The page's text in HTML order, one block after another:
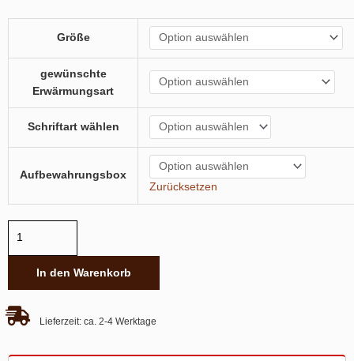
Größe
gewünschte
Erwärmungsart
Schriftart wählen
Aufbewahrungsbox
Zurücksetzen
deinem
Schriftzug
Menge
In den Warenkorb
Lieferzeit: ca. 2-4 Werktage